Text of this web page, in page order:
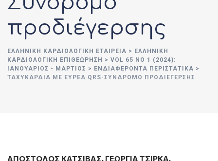
προδιέγερσης
ΕΛΛΗΝΙΚΉ ΚΑΡΔΙΟΛΟΓΙΚΉ ΕΤΑΙΡΕΊΑ > ΕΛΛΗΝΙΚΗ
ΚΑΡΔΙΟΛΟΓΙΚΗ ΕΠΙΘΕΩΡΗΣΗ > VOL 65 NO 1 (2024):
ΙΑΝΟΥΑΡΙΟΣ - ΜΑΡΤΙΟΣ > ΕΝΔΙΑΦΕΡΟΝΤΑ ΠΕΡΙΣΤΑΤΙΚΑ >
ΤΑΧΥΚΑΡΔΊΑ ΜΕ ΕΥΡΈΑ QRS-ΣΎΝΔΡΟΜΟ ΠΡΟΔΙΈΓΕΡΣΗΣ
ΑΠΟΣΤΟΛΟΣ ΚΑΤΣΙΒΑΣ, ΓΕΩΡΓΙΑ ΤΣΙΡΚΑ,